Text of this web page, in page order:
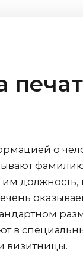
о
в
визитницы.